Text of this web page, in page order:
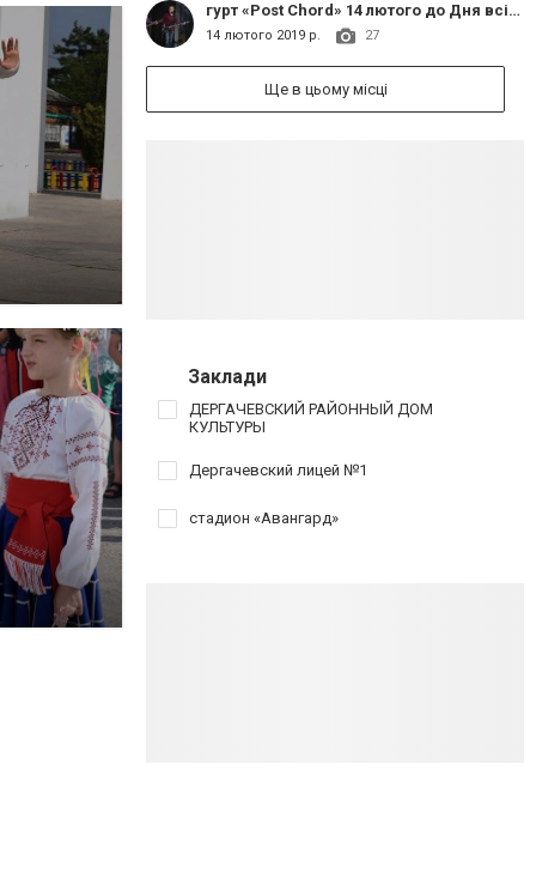
гурт «Post Chord» 14 лютого до Дня всіх закоханих
14 лютого 2019 р. 27
Ще в цьому місці
Заклади
ДЕРГАЧЕВСКИЙ РАЙОННЫЙ ДОМ
КУЛЬТУРЫ
Дергачевский лицей №1
стадион «Авангард»